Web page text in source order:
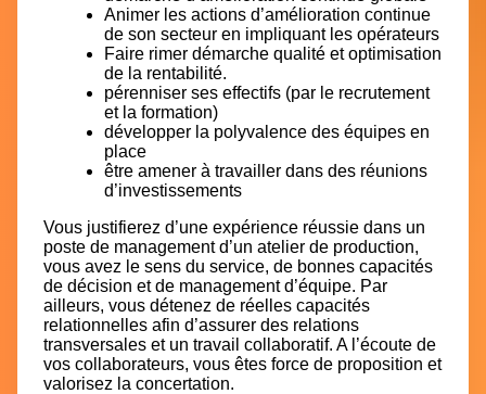
Animer les actions d’amélioration continue
de son secteur en impliquant les opérateurs
Faire rimer démarche qualité et optimisation
de la rentabilité.
pérenniser ses effectifs (par le recrutement
et la formation)
développer la polyvalence des équipes en
place
être amener à travailler dans des réunions
d’investissements
Vous justifierez d’une expérience réussie dans un
poste de management d’un atelier de production,
vous avez le sens du service, de bonnes capacités
de décision et de management d’équipe. Par
ailleurs, vous détenez de réelles capacités
relationnelles afin d’assurer des relations
transversales et un travail collaboratif. A l’écoute de
vos collaborateurs, vous êtes force de proposition et
valorisez la concertation.